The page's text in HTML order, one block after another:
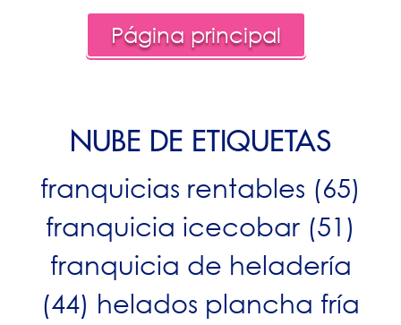
Página principal
NUBE DE ETIQUETAS
franquicias rentables (65)
franquicia icecobar (51)
franquicia de heladería
(44) helados plancha fría